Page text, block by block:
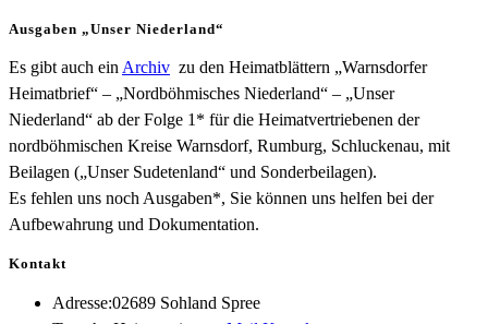
Ausgaben „Unser Niederland“
Es gibt auch ein Archiv zu den Heimatblättern „Warnsdorfer
Heimatbrief“ – „Nordböhmisches Niederland“ – „Unser
Niederland“ ab der Folge 1* für die Heimatvertriebenen der
nordböhmischen Kreise Warnsdorf, Rumburg, Schluckenau, mit
Beilagen („Unser Sudetenland“ und Sonderbeilagen).
Es fehlen uns noch Ausgaben*, Sie können uns helfen bei der
Aufbewahrung und Dokumentation.
Kontakt
Adresse:02689 Sohland Spree